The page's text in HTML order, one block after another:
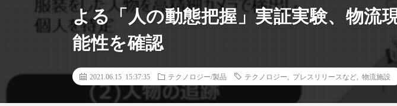
よる「人の動態把握」実証実験、物流
能性を確認
2021.06.15 15:37:35 テクノロジー/製品 テクノロジー プレスリリースなど 物流施設